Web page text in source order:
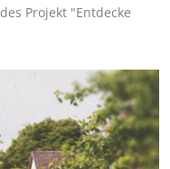
Projekt "Entdecke